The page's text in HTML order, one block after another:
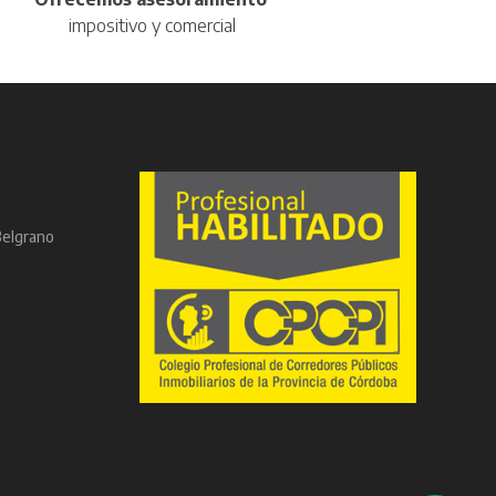
impositivo y comercial